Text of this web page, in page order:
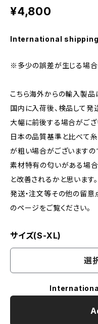
¥4,800
International
※多少の誤差が生じる場合
こちら海外からの輸入製品
国内に入荷後、検品して発
大幅に前後する場合がござ
日本の品質基準と比べて
が粗い場合がございますの
素材特有の匂いがある場
と改善されるかと思います。
発送・注文等その他の留
のページをご覧ください。
サイズ(S-XL)
選